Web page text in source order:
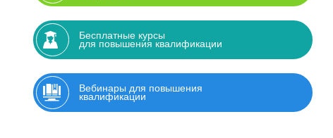
Бесплатные курсы
для повышения квалификации
Вебинары для повышения
квалификации